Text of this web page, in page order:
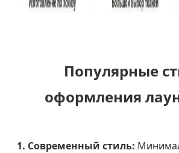
Популярные
оформления
1. Современный стиль: